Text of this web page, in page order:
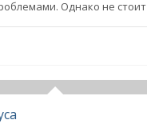
Однако не